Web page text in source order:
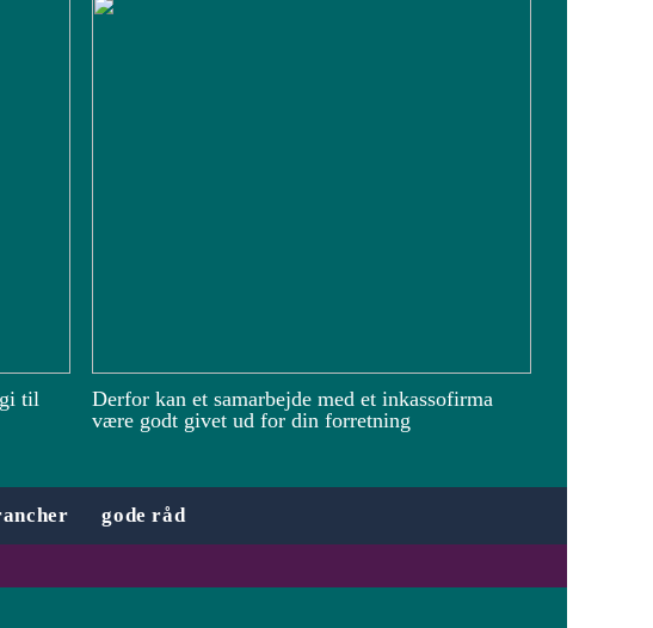
til
Derfor kan et samarbejde med et inkassofirma
være godt givet ud for din forretning
gode råd